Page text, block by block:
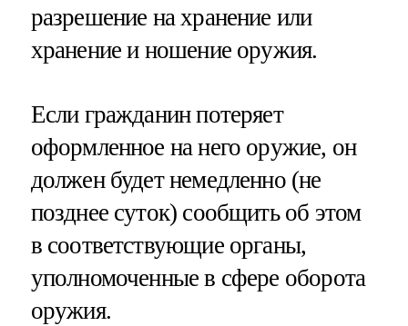
разрешение на хранение или
хранение и ношение оружия.
Если гражданин потеряет
оформленное на него оружие, он
должен будет немедленно (не
позднее суток) сообщить об этом
в соответствующие органы,
уполномоченные в сфере оборота
оружия.